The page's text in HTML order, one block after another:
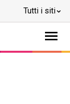
Tutti i siti